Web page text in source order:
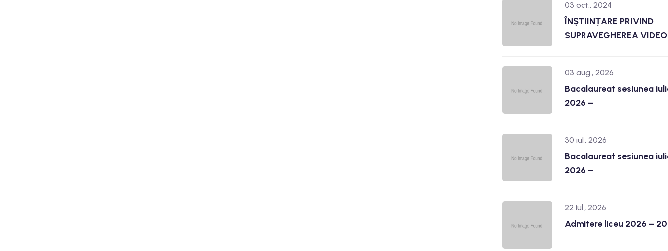
03 oct., 2024
ÎNȘTIINȚARE PRIVIND
SUPRAVEGHEREA VIDEO
03 aug., 2026
Bacalaureat sesiunea
2026 –
30 iul., 2026
Bacalaureat sesiunea
2026 –
22 iul., 2026
Admitere liceu 2026 –